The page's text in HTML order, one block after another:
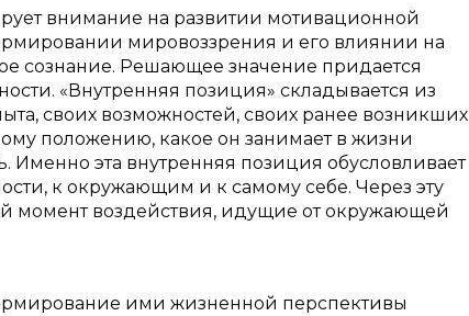
внимание на развитии мотивационной
мировоззрения и его влиянии на
сознание. Решающее значение придается
«Внутренняя позиция» складывается из
своих возможностей, своих ранее возникших
положению, какое он занимает в жизни
Именно эта внутренняя позиция обусловливает
к окружающим и к самому себе. Через эту
воздействия, идущие от окружающей
ими жизненной перспективы